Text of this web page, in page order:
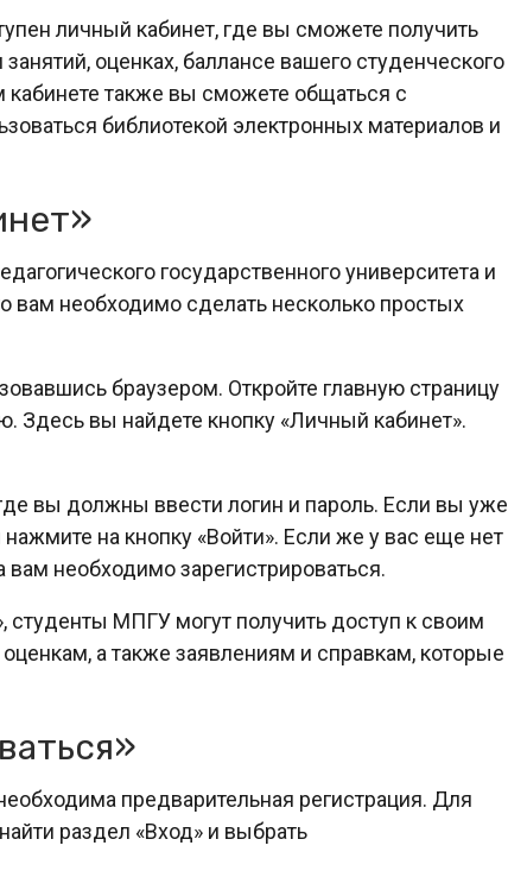
личный кабинет, где вы сможете получить
оценках, баллансе вашего студенческого
также вы сможете общаться с
библиотекой электронных материалов и
государственного университета и
вам необходимо сделать несколько простых
браузером. Откройте главную страницу
Здесь вы найдете кнопку «Личный кабинет».
вы должны ввести логин и пароль. Если вы уже
на кнопку «Войти». Если же у вас еще нет
вам необходимо зарегистрироваться.
студенты МПГУ могут получить доступ к своим
а также заявлениям и справкам, которые
предварительная регистрация. Для
раздел «Вход» и выбрать